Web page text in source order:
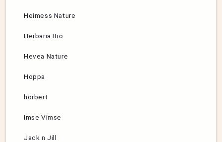
Heimess Nature
Herbaria Bio
Hevea Nature
Hoppa
hörbert
Imse Vimse
Jack n Jill